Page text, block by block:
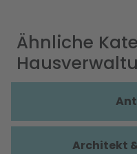
Ähnliche
Architekt